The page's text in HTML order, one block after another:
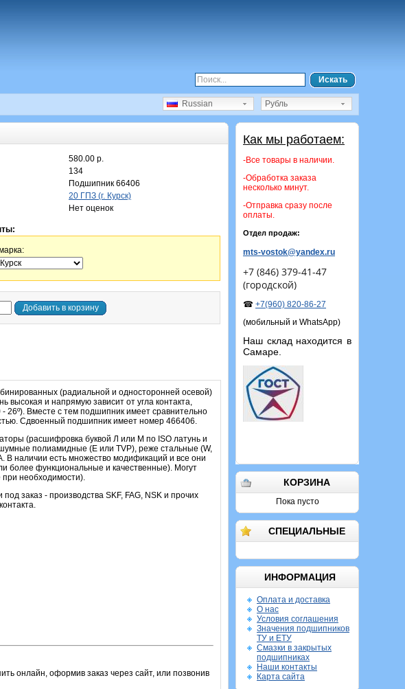
Искать
Рубль
Russian
Как мы работаем:
-Все товары в наличии.
-Обработка заказа
несколько минут.
-Отправка сразу после
оплаты.
Отдел продаж:
mts-vostok@yandex.ru
+7 (846) 379-41-47
(городской)
☎ +7(960) 820-86-27
(мобильный и WhatsApp)
Наш склад находится в
Самаре.
КОРЗИНА
Пока пусто
СПЕЦИАЛЬНЫЕ
ИНФОРМАЦИЯ
Оплата и доставка
О нас
Условия соглашения
Значения подшипников
ТУ и ЕТУ
Смазки в закрытых
подшипниках
Наши контакты
Карта сайта
580.00 р.
134
Подшипник 66406
20 ГПЗ (г. Курск)
Нет оценок
Добавить в корзину
(радиальной и односторонней осевой)
высокая и напрямую зависит от угла контакта,
26º). Вместе с тем подшипник имеет сравнительно
Сдвоенный подшипник имеет номер 466406.
(расшифровка буквой Л или M по ISO латунь и
полиамидные (Е или TVP), реже стальные (W,
В наличии есть множество модификаций и все они
более функциональные и качественные). Могут
при необходимости).
заказ - производства SKF, FAG, NSK и прочих
онлайн, оформив заказ через сайт, или позвонив